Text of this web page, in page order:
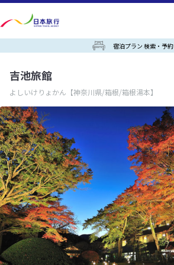
宿泊プラン 検索・予約
吉池旅館
よしいけりょかん 【神奈川県/箱根/箱根湯本】